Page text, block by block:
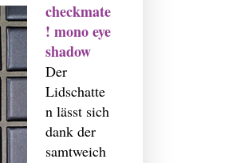
checkmate
! mono eye
shadow
Der
Lidschatte
n lässt sich
dank der
samtweich